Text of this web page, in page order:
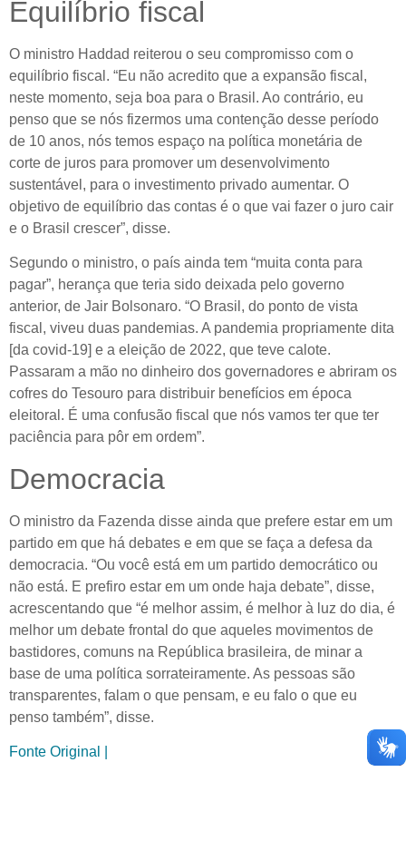
Equilíbrio fiscal
O ministro Haddad reiterou o seu compromisso com o
equilíbrio fiscal. “Eu não acredito que a expansão fiscal,
neste momento, seja boa para o Brasil. Ao contrário, eu
penso que se nós fizermos uma contenção desse período
de 10 anos, nós temos espaço na política monetária de
corte de juros para promover um desenvolvimento
sustentável, para o investimento privado aumentar. O
objetivo de equilíbrio das contas é o que vai fazer o juro cair
e o Brasil crescer”, disse.
Segundo o ministro, o país ainda tem “muita conta para
pagar”, herança que teria sido deixada pelo governo
anterior, de Jair Bolsonaro. “O Brasil, do ponto de vista
fiscal, viveu duas pandemias. A pandemia propriamente dita
[da covid-19] e a eleição de 2022, que teve calote.
Passaram a mão no dinheiro dos governadores e abriram os
cofres do Tesouro para distribuir benefícios em época
eleitoral. É uma confusão fiscal que nós vamos ter que ter
paciência para pôr em ordem”.
Democracia
O ministro da Fazenda disse ainda que prefere estar em um
partido em que há debates e em que se faça a defesa da
democracia. “Ou você está em um partido democrático ou
não está. E prefiro estar em um onde haja debate”, disse,
acrescentando que “é melhor assim, é melhor à luz do dia, é
melhor um debate frontal do que aqueles movimentos de
bastidores, comuns na República brasileira, de minar a
base de uma política sorrateiramente. As pessoas são
transparentes, falam o que pensam, e eu falo o que eu
penso também”, disse.
Fonte Original |